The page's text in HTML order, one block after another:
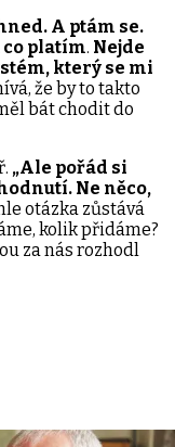
A ptám se.
co platím. Nejde
který se mi
že by to takto
bát chodit do
„Ale pořád si
Ne něco,
otázka zůstává
kolik přidáme?
za nás rozhodl